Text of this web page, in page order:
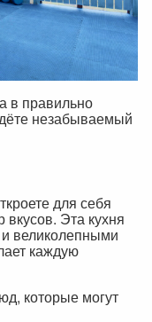
в правильно
незабываемый
для себя
Эта кухня
великолепными
каждую
которые могут